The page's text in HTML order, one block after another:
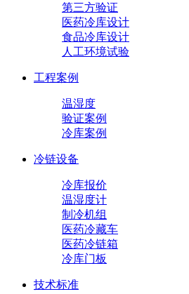
第三方验证
医药冷库设计
食品冷库设计
人工环境试验
工程案例
温湿度
验证案例
冷库案例
冷链设备
冷库报价
温湿度计
制冷机组
医药冷藏车
医药冷链箱
冷库门板
技术标准